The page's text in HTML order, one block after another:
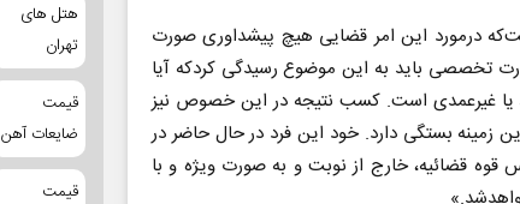
درمورد این امر قضایی هیچ پیشداوری صورت
تخصصی باید به این موضوع رسیدگی کرد‌که آیا
یا غیرعمدی است. کسب نتیجه در این خصوص نیز
زمینه بستگی دارد. خود این فرد در حال حاضر در
قضائیه، خارج از نوبت و به صورت ویژه و با
هتل های
تهران
قیمت
ضایعات آهن